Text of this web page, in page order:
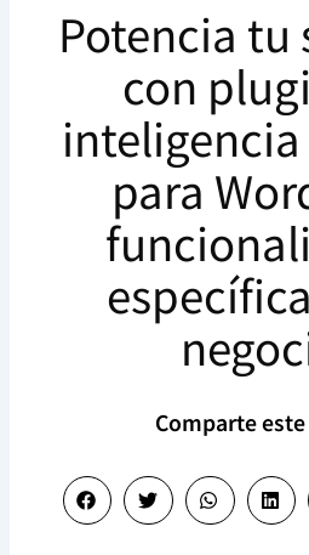
Potencia tu
con
para
Comparte